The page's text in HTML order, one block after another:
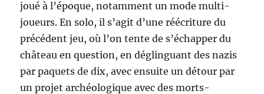
joué à l’époque, notamment un mode multi-
joueurs. En solo, il s’agit d’une réécriture du
précédent jeu, où l’on tente de s’échapper du
château en question, en déglinguant des nazis
par paquets de dix, avec ensuite un détour par
un projet archéologique avec des morts-